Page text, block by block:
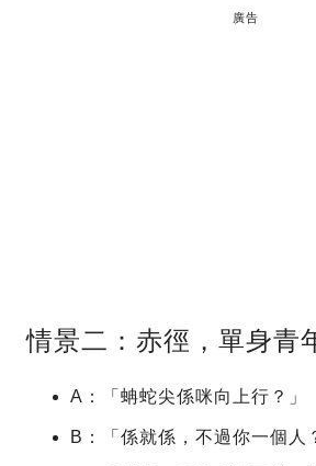
廣告
情景二：赤徑，單身青
A：「蚺蛇尖係咪向上行？」
B：「係就係，不過你一個人